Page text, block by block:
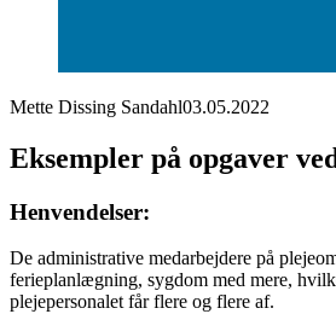
Mette Dissing Sandahl03.05.2022
Eksempler på opgaver
Henvendelser:
De administrative medarbejdere på
ferieplanlægning, sygdom med mere,
plejepersonalet får flere og flere af.